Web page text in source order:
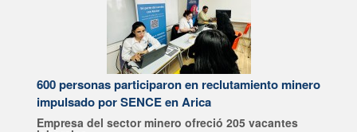
600 personas participaron en reclutamiento minero
impulsado por SENCE en Arica
Empresa del sector minero ofreció 205 vacantes